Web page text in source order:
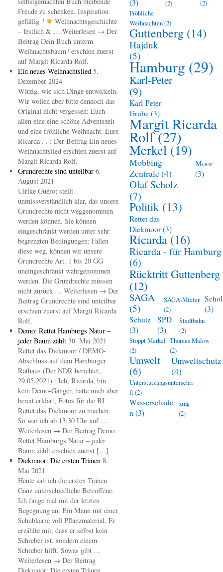
Freude zu schenken. Inspiration
gefällig ?
Weihnachtsgeschichte
– festlich & … Weiterlesen → Der
Beitrag Dein Buch unterm
Weihnachtsbaum? erschien zuerst
auf Margit Ricarda Rolf.
Ein neues Weihnachtslied 5.
Dezember 2024
Witzig, wie sich Dinge entwickeln.
Wir wollen aber bitte dennoch das
Original nicht vergessen: Euch
allen eine eine schöne Adventszeit
und eine fröhliche Weihnacht. Eure
Ricarda . . : Der Beitrag Ein neues
Weihnachtslied erschien zuerst auf
Margit Ricarda Rolf.
Grundrechte sind unteilbar 6.
August 2021
Ulrike Guérot stellt
unmissverständlich klar, das unsere
Grundrechte nicht weggenommen
werden können. Sie können
eingeschränkt werden unter sehr
begrenzten Bedingungen: Fallen
diese weg, können wir unsere
Grundrechte Art. 1 bis 20 GG
uneingeschränkt wahrgenommen
werden. Die Grundrechte müssen
nicht zurück … Weiterlesen → Der
Beitrag Grundrechte sind unteilbar
erschien zuerst auf Margit Ricarda
Rolf.
Demo: Rettet Hamburgs Natur –
jeder Baum zählt 30. Mai 2021
Rettet das Diekmoor / DEMO-
Abschluss auf dem Hamburger
Rathaus (Der NDR berichtet,
29.05.2021) : Ich, Ricarda, bin
kein Demo-Gänger, hatte mich aber
bereit erklärt, Fotos für die BI
Rettet das Diekmoor zu machen.
So war ich ab 13:30 Uhr auf …
Weiterlesen → Der Beitrag Demo:
Rettet Hamburgs Natur – jeder
Baum zählt erschien zuerst […]
Diekmoor: Die ersten Tränen 8.
Mai 2021
Heute sah ich die ersten Tränen.
Ganz unterschiedliche Betroffene.
Ich fange mal mit der letzten
Begegnung an: Ein Mann mit einer
Schubkarre voll Pflanzmaterial. Er
erzählte mir, dass er selbst kein
Schreber ist, sondern einem
Schreber hilft. Sowas gibt …
Weiterlesen → Der Beitrag
(3) (2)
(2)
Fröhliche
Weihnachten(2)
Guttenberg (14)
Hajduk
(5)
Hamburg (29)
Karl-Peter
(9)
Karl-Peter
Grube (3)
Margit Ricarda
Rolf(27)
Merkel (19)
Mobbing-
Zentrale(4)
Moor
(3)
Olaf Scholz
(7)
Politik (13)
Rettet das
Diekmoor (3)
Ricarda (16)
Ricarda - für Hamburg
(6)
Rücktritt Guttenberg
(12)
SAGA
(5)
SAGA-Mieter
(2)
(3)
Schutz
(3)
SPD
(3)
Stadtbahn
(2)
Stoppt Merkel
(2)
Thomas Malow
(2)
Umwelt
(6)
Umweltschutz
(4)
Unterstützungsunterschri
ft(2)
Wasserschade
n (3)
xing
(2)